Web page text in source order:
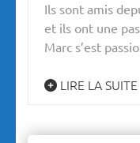
Ils sont amis
et ils ont une
Marc s’est
LIRE LA SUITE